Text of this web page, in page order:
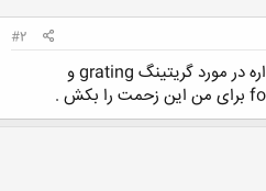
#2
با سلام و تشکر : اگر برات امکان داره در مورد گریتینگ grating و